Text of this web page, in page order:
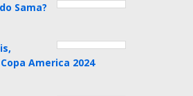
Sama?
America 2024